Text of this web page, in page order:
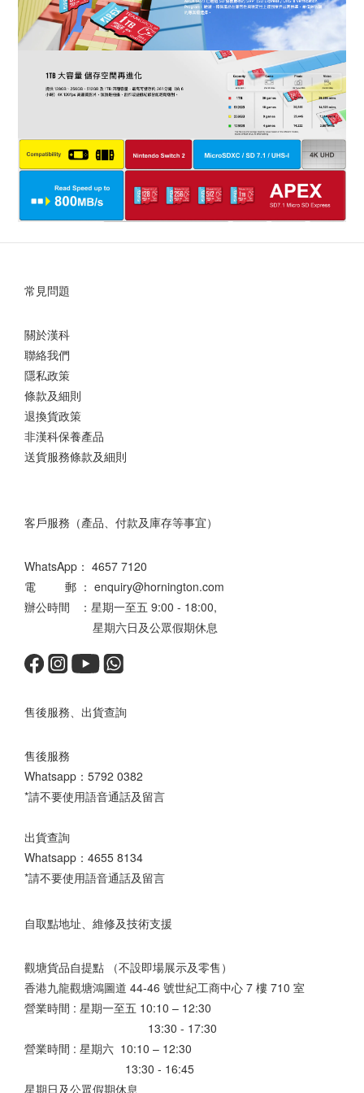
常見問題
關於漢科
聯絡我們
隱私政策
條款及細則
退換貨政策
非漢科保養產品
送貨服務條款及細則
客戶服務（產品、付款及庫存等事宜）
WhatsApp： 4657 7120
電 郵 ： enquiry@hornington.com
辦公時間 ：星期一至五 9:00 - 18:00,
星期六日及公眾假期休息
售後服務、出貨查詢
售後服務
Whatsapp： 5792 0382
*請不要使用語音通話及留言
出貨查詢
Whatsapp： 4655 8134
*請不要使用語音通話及留言
自取點地址、維修及技術支援
觀塘貨品自提點 （不設即場展示及零售）
香港九龍觀塘鴻圖道 44-46 號世紀工商中心 7 樓 710 室
營業時間 : 星期一至五 10:10 – 12:30
13:30 - 17:30
營業時間 : 星期六 10:10 – 12:30
13:30 - 16:45
星期日及公眾假期休息